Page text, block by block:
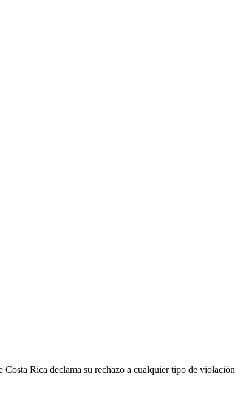
Rica declama su rechazo a cualquier tipo de violación